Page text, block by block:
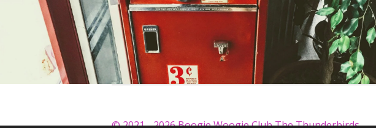
© 2021 - 2026 Boogie Woogie Club The Thunderbirds